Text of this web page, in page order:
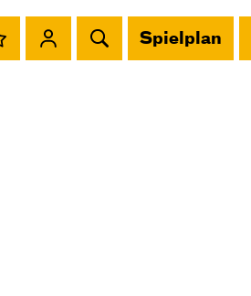
Spielplan